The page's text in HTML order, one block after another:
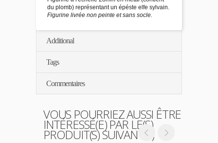
du plomb) représentant un épéste elfe sylvain.
Figurine livrée non peinte et sans socle.
Additional
Tags
Commentaires
VOUS POURRIEZ AUSSI ÊTRE
INTÉRESSÉ(E) PAR LE(S)
PRODUIT(S) SUIVANT(S)